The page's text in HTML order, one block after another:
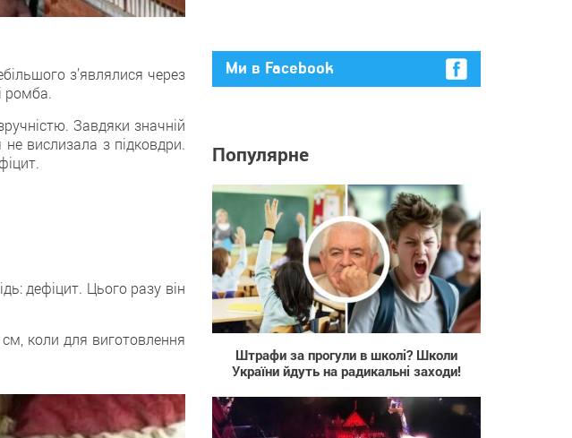
з’являлися через
ромба.
Завдяки значній
вислизала з підковдри.
дефіцит. Цього разу він
коли для виготовлення
Ми в Facebook
Популярне
192
Штрафи за прогули в школі? Школи
України йдуть на радикальні заходи!